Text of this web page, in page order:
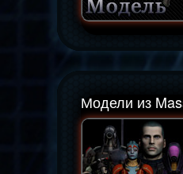
Модели из